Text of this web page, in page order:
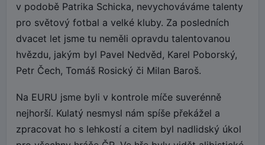
v podobě Patrika Schicka, nevychováváme talenty
pro světový fotbal a velké kluby. Za posledních
dvacet let jsme tu neměli opravdu talentovanou
hvězdu, jakým byl Pavel Nedvěd, Karel Poborský,
Petr Čech, Tomáš Rosický či Milan Baroš.
Na EURU jsme byli v kontrole míče suverénně
nejhorší. Kulatý nesmysl nám spíše překážel a
zpracovat ho s lehkostí a citem byl nadlidský úkol